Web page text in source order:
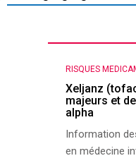
RISQUES
Xeljanz
majeurs et
alpha
Information
en médecine